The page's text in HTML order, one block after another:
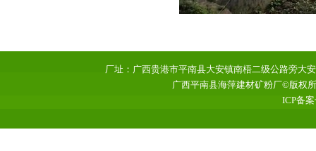
厂址：广西贵港市平南县大安镇南梧二级公路旁大
广西平南县海萍建材矿粉厂©版权
ICP备